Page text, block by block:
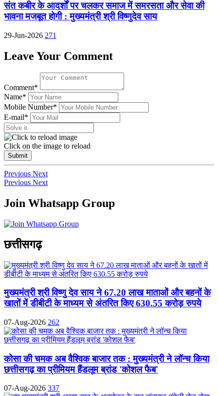
संत कबीर के आदर्शों पर चलकर समाज में समरसता और सेवा की
भावना मजबूत होगी : मुख्यमंत्री श्री विष्णुदेव साय
29-Jun-2026 271
Leave Your Comment
Comment*
Name*
Mobile Number*
E-mail*
Click on the image to reload
Submit
Previous Next
Previous Next
Join Whatsapp Group
छत्तीसगढ़
मुख्यमंत्री श्री विष्णु देव साय ने 67.20 लाख माताओं और बहनों के
खातों में डीबीटी के माध्यम से अंतरित किए 630.55 करोड़ रुपये
07-Aug-2026 262
कोसा की चमक अब वैश्विक बाजार तक : मुख्यमंत्री ने लॉन्च किया
छत्तीसगढ़ का प्रीमियम हैंडलूम ब्रांड 'कोशल फैब'
07-Aug-2026 337